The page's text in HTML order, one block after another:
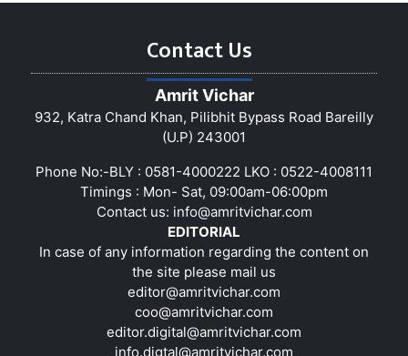
Contact Us
Amrit Vichar
932, Katra Chand Khan, Pilibhit Bypass Road Bareilly
(U.P) 243001
Phone No:-BLY : 0581-4000222 LKO : 0522-4008111
Timings : Mon- Sat, 09:00am-06:00pm
Contact us: info@amritvichar.com
EDITORIAL
In case of any information regarding the content on
the site please mail us
editor@amritvichar.com
coo@amritvichar.com
editor.digital@amritvichar.com
info.digtal@amritvichar.com